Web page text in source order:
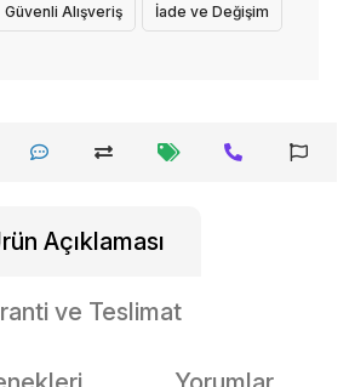
Güvenli Alışveriş İade ve Değişim
Açıklaması
ve Teslimat